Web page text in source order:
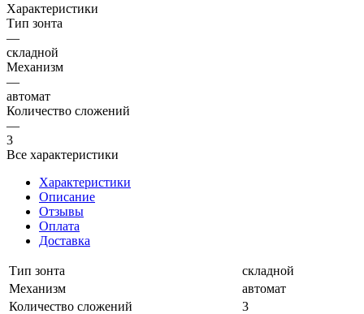
Характеристики
Тип зонта
—
складной
Механизм
—
автомат
Количество сложений
—
3
Все характеристики
Характеристики
Описание
Отзывы
Оплата
Доставка
Тип зонта
складной
Механизм
автомат
Количество сложений
3